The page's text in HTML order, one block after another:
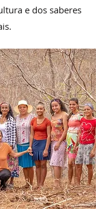
e dos saberes